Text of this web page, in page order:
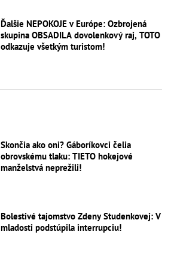
Ďalšie NEPOKOJE v Európe: Ozbrojená
skupina OBSADILA dovolenkový raj, TOTO
odkazuje všetkým turistom!
Skončia ako oni? Gáboríkovci čelia
obrovskému tlaku: TIETO hokejové
manželstvá neprežili!
Bolestivé tajomstvo Zdeny Studenkovej: V
mladosti podstúpila interrupciu!